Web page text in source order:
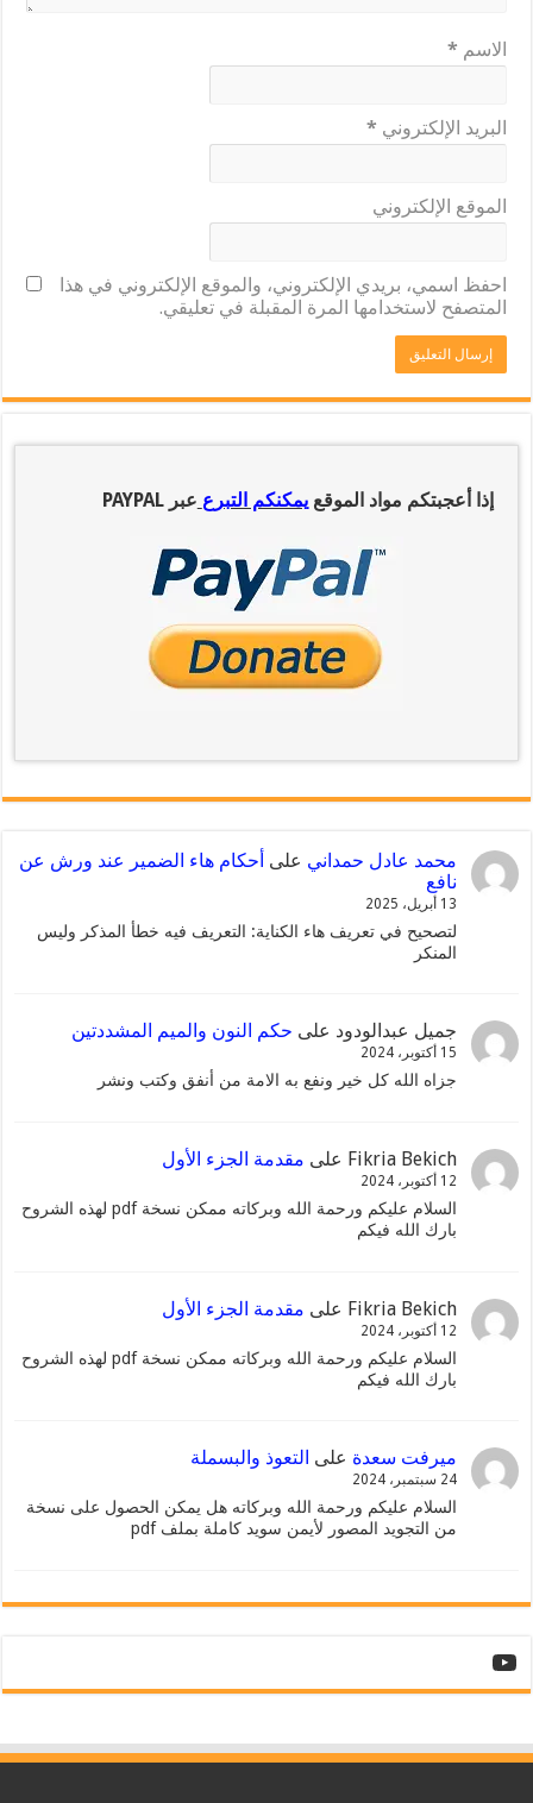
الاسم *
البريد الإلكتروني *
الموقع الإلكتروني
احفظ اسمي، بريدي الإلكتروني، والموقع الإلكتروني في هذا
المتصفح لاستخدامها المرة المقبلة في تعليقي.
إذا أعجبتكم مواد الموقع يمكنكم التبرع عبر PAYPAL
محمد عادل حمدانيعلى أحكام هاء الضمير عند ورش عن
نافع
13 أبريل، 2025
لتصحيح في تعريف هاء الكناية: التعريف فيه خطأ المذكر وليس
المنكر
جميل عبدالودودعلى حكم النون والميم المشددتين
15 أكتوبر، 2024
جزاه الله كل خير ونفع به الامة من أنفق وكتب ونشر
Fikria Bekichعلى مقدمة الجزء الأول
12 أكتوبر، 2024
السلام عليكم ورحمة الله وبركاته ممكن نسخة pdf لهذه الشروح
بارك الله فيكم
Fikria Bekichعلى مقدمة الجزء الأول
12 أكتوبر، 2024
السلام عليكم ورحمة الله وبركاته ممكن نسخة pdf لهذه الشروح
بارك الله فيكم
ميرفت سعدةعلى التعوذ والبسملة
24 سبتمبر، 2024
السلام عليكم ورحمة الله وبركاته هل يمكن الحصول على نسخة
من التجويد المصور لأيمن سويد كاملة بملف pdf
YouTube